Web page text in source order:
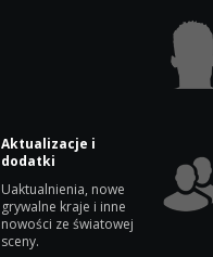
Aktualizacje i
dodatki
Uaktualnienia, nowe
grywalne kraje i inne
nowości ze światowej
sceny.